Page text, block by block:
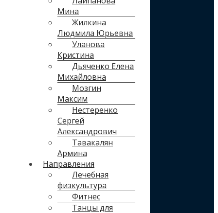
Мина
Жилкина
Людмила Юрьевна
Уланова
Кристина
Дьяченко Елена
Михайловна
Мозгин
Максим
Нестеренко
Сергей
Александрович
Тавакалян
Армина
Направления
Лечебная
физкультура
Фитнес
Танцы для